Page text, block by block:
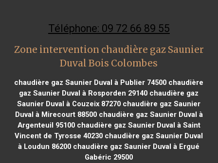
Téléphone: 09 72 66 89 55
Zone intervention chaudière gaz Saunier
Duval Bois Colombes
chaudière gaz Saunier Duval à Publier 74500 chaudière
gaz Saunier Duval à Rosporden 29140 chaudière gaz
Saunier Duval à Couzeix 87270 chaudière gaz Saunier
Duval à Mirecourt 88500chaudière gaz Saunier Duval à
Argenteuil 95100chaudière gaz Saunier Duval à Saint
Vincent de Tyrosse 40230 chaudière gaz Saunier Duval
à Loudun 86200 chaudière gaz Saunier Duval à Ergué
Gabéric 29500